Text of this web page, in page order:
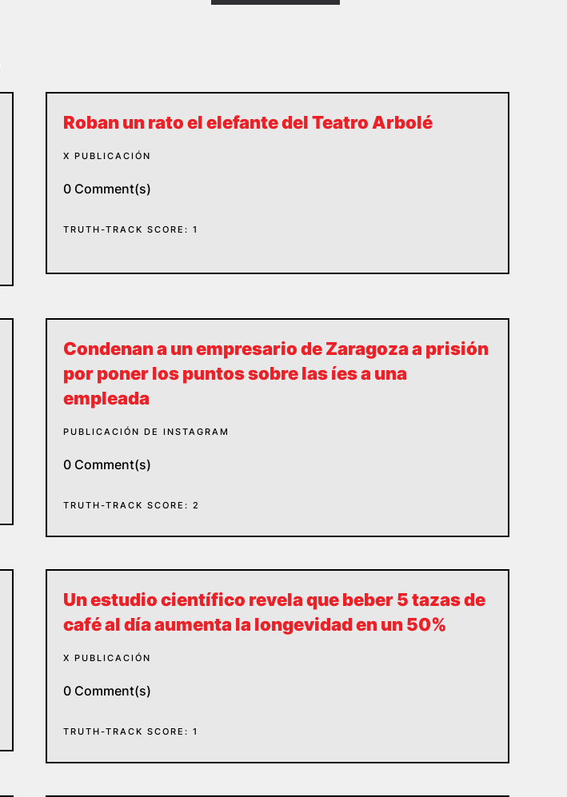
Roban un rato el elefante del Teatro Arbolé
X PUBLICACIÓN
0 Comment(s)
TRUTH-TRACK SCORE: 1
Condenan a un empresario de Zaragoza a prisión
por poner los puntos sobre las íes a una
empleada
PUBLICACIÓN DE INSTAGRAM
0 Comment(s)
TRUTH-TRACK SCORE: 2
Un estudio científico revela que beber 5 tazas de
café al día aumenta la longevidad en un 50%
X PUBLICACIÓN
0 Comment(s)
TRUTH-TRACK SCORE: 1